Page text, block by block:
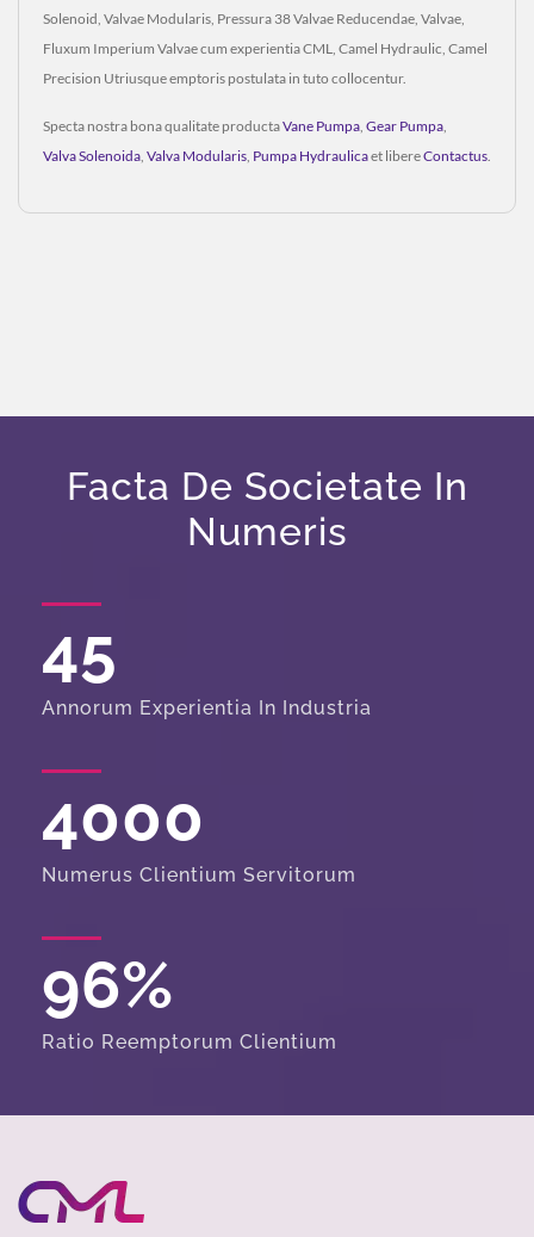
Solenoid, Valvae Modularis, Pressura 38 Valvae Reducendae, Valvae,
Fluxum Imperium Valvae cum experientia CML, Camel Hydraulic, Camel
Precision Utriusque emptoris postulata in tuto collocentur.
Specta nostra bona qualitate productaVane Pumpa, Gear Pumpa,
Valva Solenoida, Valva Modularis, Pumpa Hydraulicaet libereContactus.
Facta De Societate In
Numeris
45
Annorum Experientia In Industria
4000
Numerus Clientium Servitorum
96%
Ratio Reemptorum Clientium